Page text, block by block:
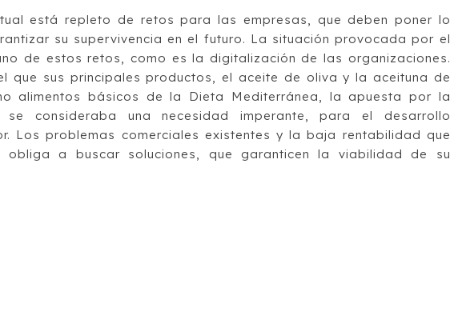
está repleto de retos para las empresas, que deben poner lo
su supervivencia en el futuro. La situación provocada por el
de estos retos, como es la digitalización de las organizaciones.
que sus principales productos, el aceite de oliva y la aceituna de
alimentos básicos de la Dieta Mediterránea, la apuesta por la
se consideraba una necesidad imperante, para el desarrollo
Los problemas comerciales existentes y la baja rentabilidad que
obliga a buscar soluciones, que garanticen la viabilidad de su